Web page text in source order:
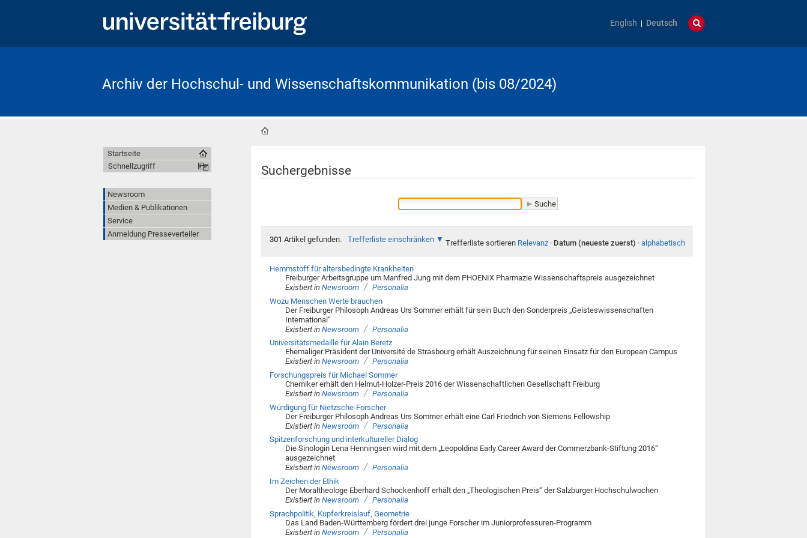
English Deutsch
Archiv der Hochschul- und Wissenschaftskommunikation (bis 08/2024)
Suchergebnisse
301 Artikel gefunden. Trefferliste einschränken Trefferliste sortieren Relevanz · Datum (neueste zuerst) · alphabetisch
Hemmstoff für altersbedingte Krankheiten
Freiburger Arbeitsgruppe um Manfred Jung mit dem PHOENIX Pharmazie Wissenschaftspreis ausgezeichnet
Existiert in Newsroom / Personalia
Wozu Menschen Werte brauchen
Der Freiburger Philosoph Andreas Urs Sommer erhält für sein Buch den Sonderpreis „Geisteswissenschaften
International“
Existiert in Newsroom / Personalia
Universitätsmedaille für Alain Beretz
Ehemaliger Präsident der Université de Strasbourg erhält Auszeichnung für seinen Einsatz für den European Campus
Existiert in Newsroom / Personalia
Forschungspreis für Michael Sommer
Chemiker erhält den Helmut-Holzer-Preis 2016 der Wissenschaftlichen Gesellschaft Freiburg
Existiert in Newsroom / Personalia
Würdigung für Nietzsche-Forscher
Der Freiburger Philosoph Andreas Urs Sommer erhält eine Carl Friedrich von Siemens Fellowship
Existiert in Newsroom / Personalia
Spitzenforschung und interkultureller Dialog
Die Sinologin Lena Henningsen wird mit dem „Leopoldina Early Career Award der Commerzbank-Stiftung 2016“
ausgezeichnet
Existiert in Newsroom / Personalia
Im Zeichen der Ethik
Der Moraltheologe Eberhard Schockenhoff erhält den „Theologischen Preis“ der Salzburger Hochschulwochen
Existiert in Newsroom / Personalia
Sprachpolitik, Kupferkreislauf, Geometrie
Das Land Baden-Württemberg fördert drei junge Forscher im Juniorprofessuren-Programm
Existiert in Newsroom / Personalia
Startseite
Schnellzugriff
Newsroom
Medien & Publikationen
Service
Anmeldung Presseverteiler